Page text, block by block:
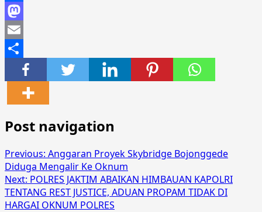
Facebook
Mastodon
Email
Share
Post navigation
Previous: Anggaran Proyek Skybridge Bojonggede
Diduga Mengalir Ke Oknum
Next: POLRES JAKTIM ABAIKAN HIMBAUAN KAPOLRI
TENTANG REST JUSTICE, ADUAN PROPAM TIDAK DI
HARGAI OKNUM POLRES